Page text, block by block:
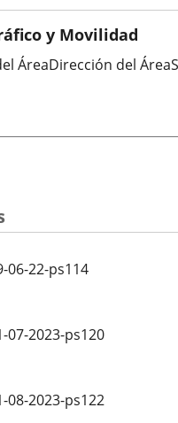
y Movilidad
ÁreaDirección del
06-22-ps114
07-2023-ps120
08-2023-ps122